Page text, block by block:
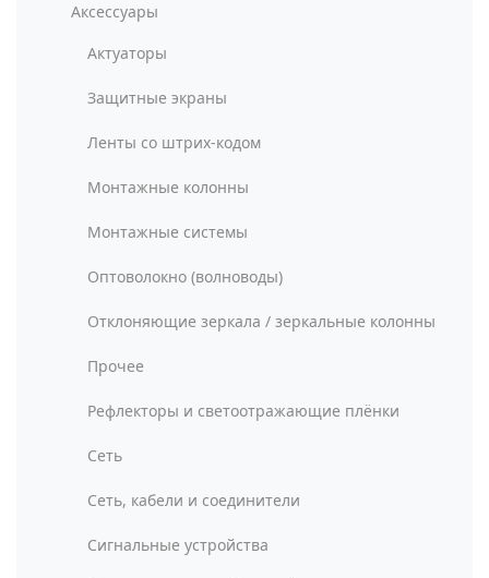
Аксессуары
Актуаторы
Защитные экраны
Ленты со штрих-кодом
Монтажные колонны
Монтажные системы
Оптоволокно (волноводы)
Отклоняющие зеркала / зеркальные колонны
Прочее
Рефлекторы и светоотражающие плёнки
Сеть
Сеть, кабели и соединители
Сигнальные устройства